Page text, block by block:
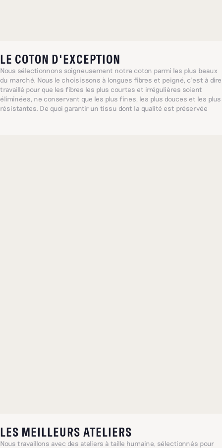
LE COTON D'EXCEPTION
Nous sélectionnons soigneusement notre coton parmi les plus beaux
du marché. Nous le choisissons à longues fibres et peigné, c’est à dire
travaillé pour que les fibres les plus courtes et irrégulières soient
éliminées, ne conservant que les plus fines, les plus douces et les plus
résistantes. De quoi garantir un tissu dont la qualité est préservée
LES MEILLEURS ATELIERS
Nous travaillons avec des ateliers à taille humaine, sélectionnés pour